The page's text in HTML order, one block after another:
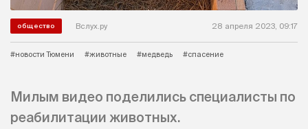
общество Вслух.ру 28 апреля 2023, 09:17
#новости Тюмени #животные #медведь #спасение
Милым видео поделились специалисты по
реабилитации животных.